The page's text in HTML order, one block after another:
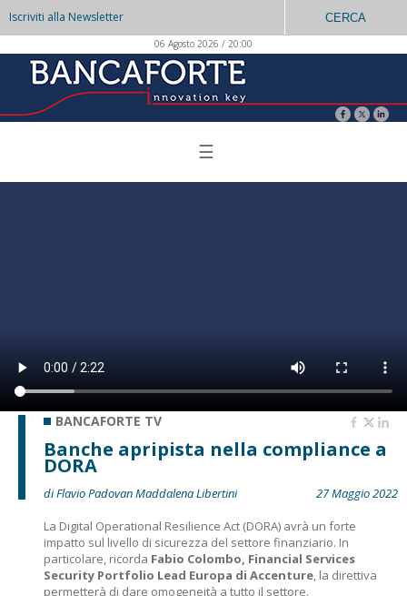
Iscriviti alla Newsletter CERCA
06 Agosto 2026 / 20:00
☰
BANCAFORTE TV
Banche apripista nella compliance a
DORA
di Flavio Padovan Maddalena Libertini
27 Maggio 2022
La Digital Operational Resilience Act (DORA) avrà un forte
impatto sul livello di sicurezza del settore finanziario. In
particolare, ricorda Fabio Colombo, Financial Services
Security Portfolio Lead Europa di Accenture, la direttiva
permetterà di dare omogeneità a tutto il settore.